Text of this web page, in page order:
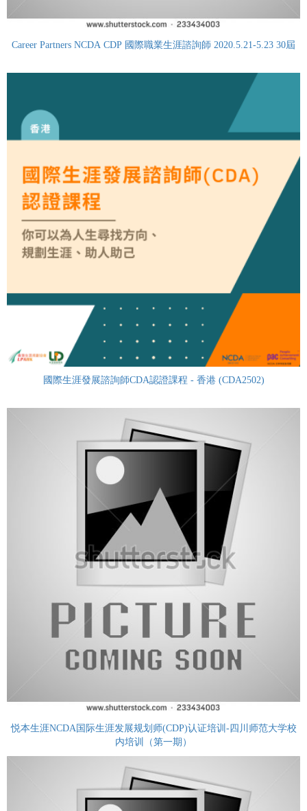
Career Partners NCDA CDP 國際職業生涯諮詢師 2020.5.21-5.23 30屆
國際生涯發展諮詢師CDA認證課程 - 香港 (CDA2502)
悦本生涯NCDA国际生涯发展规划师(CDP)认证培训-四川师范大学校
内培训（第一期）